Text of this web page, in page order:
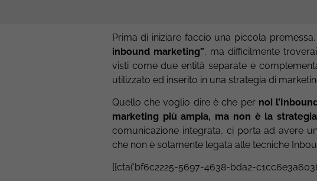
Prima di iniziare faccio una piccola
inbound marketing”, ma difficilmente
visti come due entità separate e
utilizzato ed inserito in una strategia di
Quello che voglio dire è che per noi
marketing più ampia, ma non è la
comunicazione integrata, ci porta ad avere
che non è solamente legata alle tecniche
{{cta(‘bf6c2225-5697-4638-bda2-